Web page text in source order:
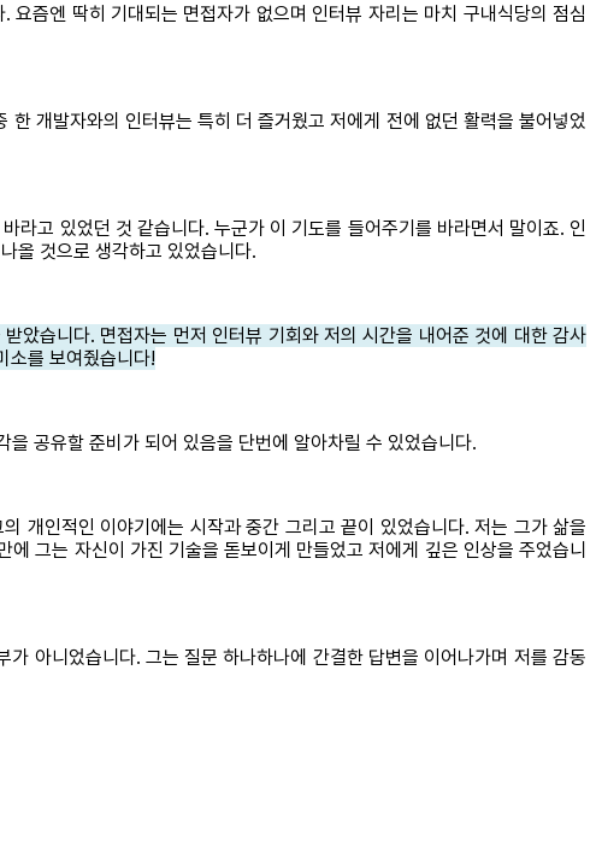
즘엔 딱히 기대되는 면접자가 없으며 인터뷰 자리는 마치 구내식당의 점심
개발자와의 인터뷰는 특히 더 즐거웠고 저에게 전에 없던 활력을 불어넣었
라고 있었던 것 같습니다. 누군가 이 기도를 들어주기를 바라면서 말이죠. 인
올 것으로 생각하고 있었습니다.
았습니다. 면접자는 먼저 인터뷰 기회와 저의 시간을 내어준 것에 대한 감사
소를 보여줬습니다!
공유할 준비가 되어 있음을 단번에 알아차릴 수 있었습니다.
개인적인 이야기에는 시작과 중간 그리고 끝이 있었습니다. 저는 그가 삶을
그는 자신이 가진 기술을 돋보이게 만들었고 저에게 깊은 인상을 주었습니
아니었습니다. 그는 질문 하나하나에 간결한 답변을 이어나가며 저를 감동